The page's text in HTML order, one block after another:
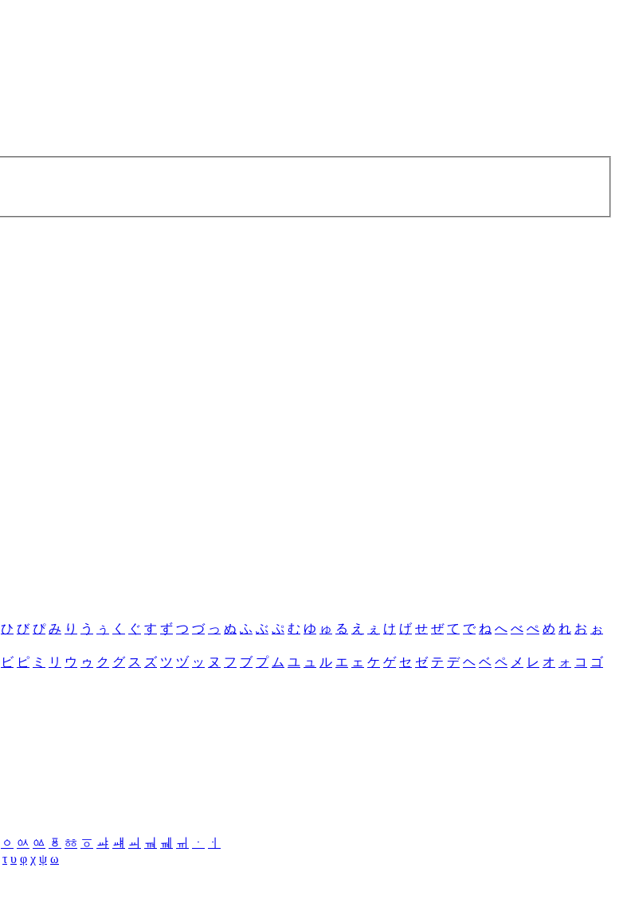
ひ び ぴ み り う ぅ く ぐ す ず つ づ っ ぬ ふ ぶ ぷ む ゆ ゅ る え ぇ け げ せ ぜ て で ね へ べ ぺ め れ お ぉ
ビ ピ ミ リ ウ ゥ ク グ ス ズ ツ ヅ ッ ヌ フ ブ プ ム ユ ュ ル エ ェ ケ ゲ セ ゼ テ デ ヘ ベ ペ メ レ オ ォ コ ゴ
ㆁ ㆂ ㆃ ㆄ ㆅ ㆆ ㆇ ㆈ ㆉ ㆊ ㆋ ㆌ ㆍ
ㆎ
τ υ φ χ ψ ω